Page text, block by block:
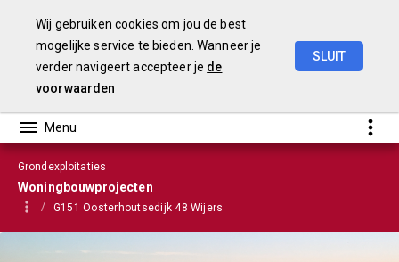
Wij gebruiken cookies om jou de best
mogelijke service te bieden. Wanneer je
verder navigeert accepteer je de
voorwaarden
SLUIT
Grondexploitaties
Woningbouwprojecten
G151 Oosterhoutsedijk 48 Wijers